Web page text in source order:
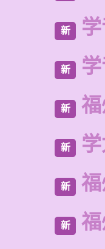
新
新
新
新
新
新